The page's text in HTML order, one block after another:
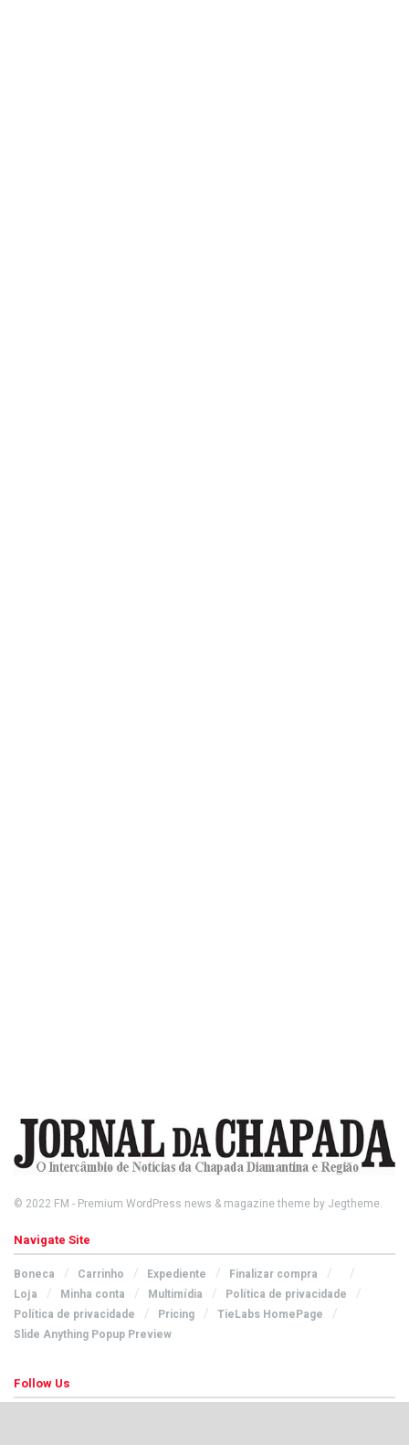
© 2022 FM - Premium WordPress news & magazine theme by Jegtheme.
Navigate Site
Boneca Carrinho Expediente
Finalizar compra
Loja
Minha conta Multimídia
Política de privacidade
Política de privacidade
Pricing
TieLabs HomePage
Slide Anything Popup Preview
Follow Us